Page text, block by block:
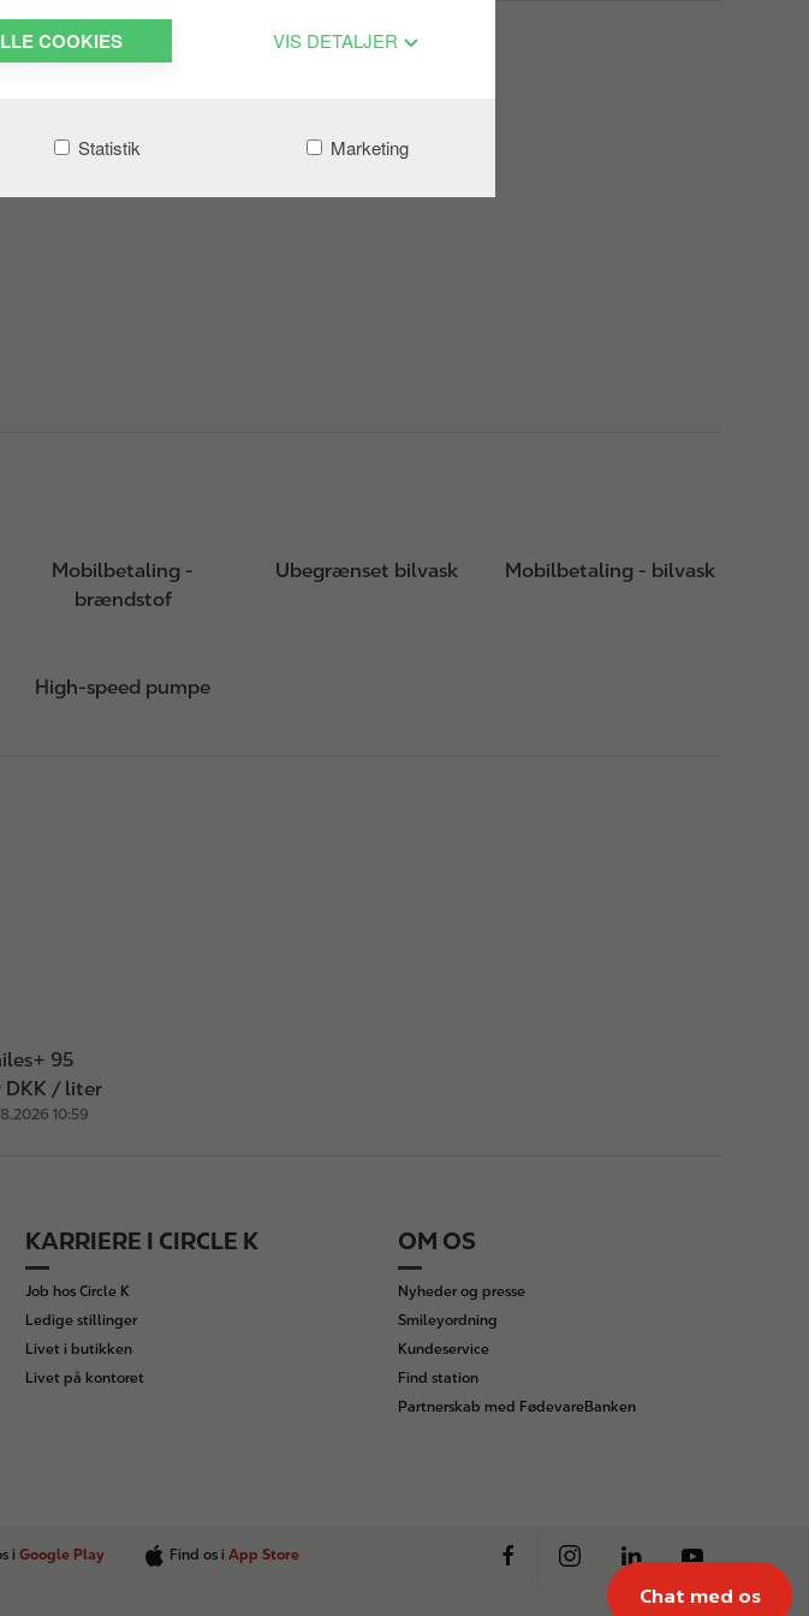
COOKIES VIS DETALJER
Statistik Marketing
Mobilbetaling -
brændstof
Ubegrænset bilvask Mobilbetaling - bilvask
High-speed pumpe
95
DKK / liter
10:59
KARRIERE I CIRCLE K
Job hos Circle K
Ledige stillinger
Livet i butikken
Livet på kontoret
OM OS
Nyheder og presse
Smileyordning
Kundeservice
Find station
Partnerskab med FødevareBanken
i Google Play Find os i App Store
Chat med os